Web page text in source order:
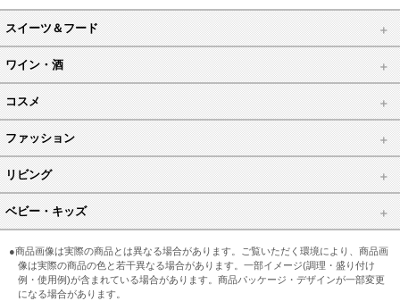
スイーツ＆フード
ワイン・酒
コスメ
ファッション
リビング
ベビー・キッズ
●商品画像は実際の商品とは異なる場合があります。ご覧いただく環境により、商品画
像は実際の商品の色と若干異なる場合があります。一部イメージ(調理・盛り付け
例・使用例)が含まれている場合があります。商品パッケージ・デザインが一部変更
になる場合があります。